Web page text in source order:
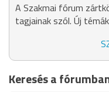
A Szakmai fórum
tagjainak szól. Új
Keresés a